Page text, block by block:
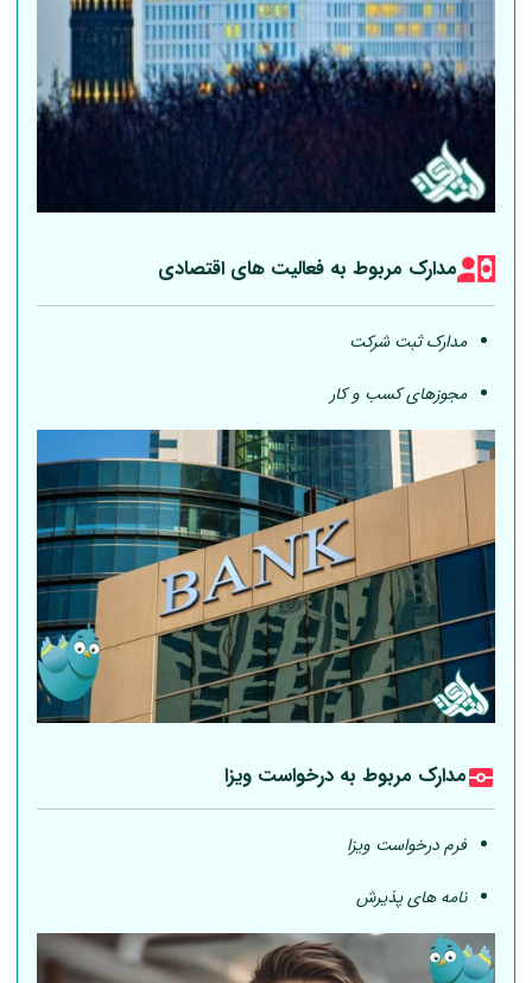
مدارک مربوط به فعالیت های اقتصادی
مدارک ثبت شرکت
مجوزهای کسب و کار
مدارک مربوط به درخواست ویزا
فرم درخواست ویزا
نامه های پذیرش